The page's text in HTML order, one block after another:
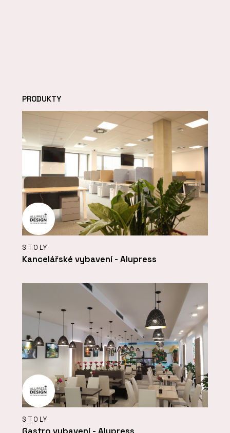
PRODUKTY
STOLY
Kancelářské vybavení - Alupress
STOLY